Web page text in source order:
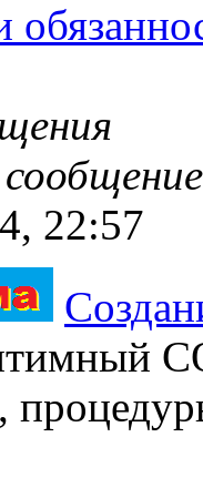
22:57